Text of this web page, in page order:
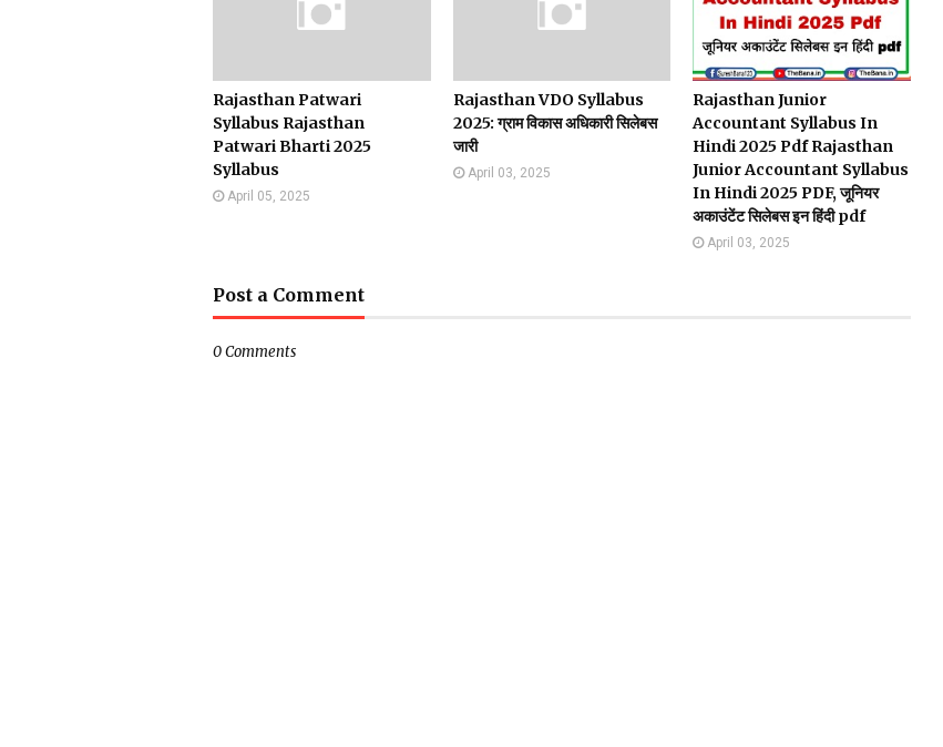
Rajasthan Patwari
Syllabus Rajasthan
Patwari Bharti 2025
Syllabus
April 05, 2025
Rajasthan VDO Syllabus
2025: ग्राम विकास अधिकारी सिलेबस
जारी
April 03, 2025
Rajasthan Junior
Accountant Syllabus In
Hindi 2025 Pdf Rajasthan
Junior Accountant Syllabus
In Hindi 2025 PDF, जूनियर
अकाउंटेंट सिलेबस इन हिंदी pdf
April 03, 2025
Post a Comment
0 Comments